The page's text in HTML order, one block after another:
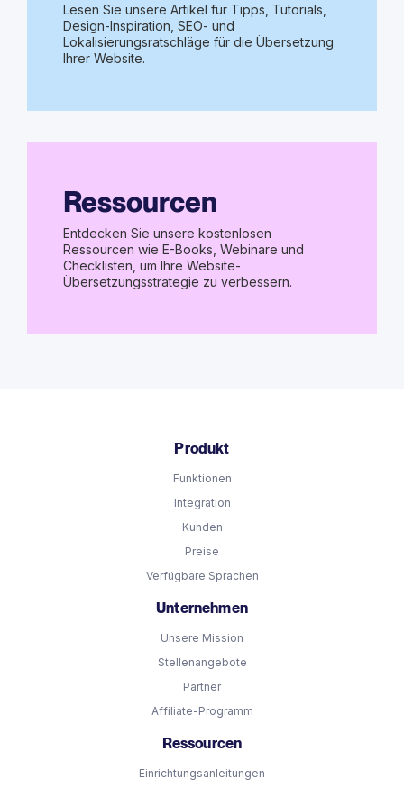
Lesen Sie unsere Artikel für Tipps, Tutorials,
Design-Inspiration, SEO- und
Lokalisierungsratschläge für die Übersetzung
Ihrer Website.
Ressourcen
Entdecken Sie unsere kostenlosen
Ressourcen wie E-Books, Webinare und
Checklisten, um Ihre Website-
Übersetzungsstrategie zu verbessern.
Produkt
Funktionen
Integration
Kunden
Preise
Verfügbare Sprachen
Unternehmen
Unsere Mission
Stellenangebote
Partner
Affiliate-Programm
Ressourcen
Einrichtungsanleitungen